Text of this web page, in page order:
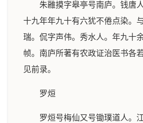
朱雝摸字皋亭号南庐。钱唐
十九年年九十有六犹不倦点染。
瑞。侃字声伟。秀水人。年九十
帧。南庐所著有农政证治医书各
见前录。
罗烜
罗烜号梅仙又号锄璞道人。